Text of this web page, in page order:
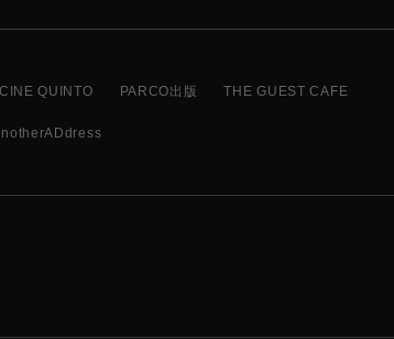
CINE QUINTO PARCO出版 THE GUEST CAFE